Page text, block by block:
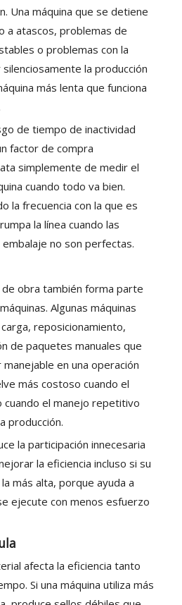
Una máquina que se detiene
a atascos, problemas de
o problemas con la
la producción
más lenta que funciona
de tiempo de inactividad
factor de compra
simplemente de medir el
cuando todo va bien.
la frecuencia con la que es
la línea cuando las
no son perfectas.
de obra también forma parte
Algunas máquinas
reposicionamiento,
de paquetes manuales que
en una operación
más costoso cuando el
cuando el manejo repetitivo
producción.
la participación innecesaria
la eficiencia incluso si su
más alta, porque ayuda a
ejecute con menos esfuerzo
afecta la eficiencia tanto
Si una máquina utiliza más